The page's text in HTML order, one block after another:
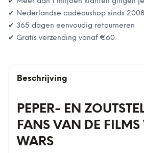
✔ Nederlandse cadeaushop sinds 2008
✔ 365 dagen eenvoudig retourneren
✔ Gratis verzending vanaf €60
Beschrijving
PEPER- EN
FANS VAN DE FILMS
WARS